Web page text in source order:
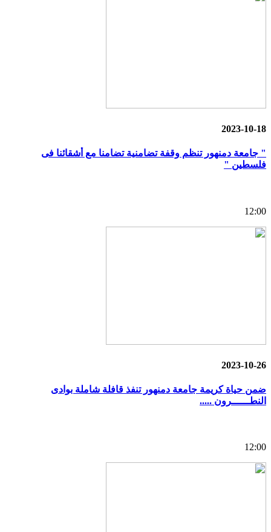
2023-10-18
" جامعة دمنهور تنظم وقفة تضامنية تضامنا مع أشقائنا فى
فلسطين "
12:00
2023-10-26
ضمن حياة كريمة جامعة دمنهور تنفذ قافلة شاملة بوادى
النطــــــرون .....
12:00